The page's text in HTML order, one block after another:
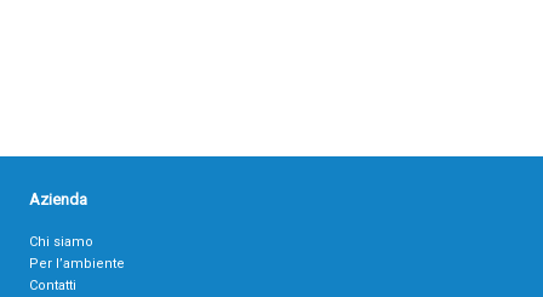
Azienda
Chi siamo
Per l’ambiente
Contatti